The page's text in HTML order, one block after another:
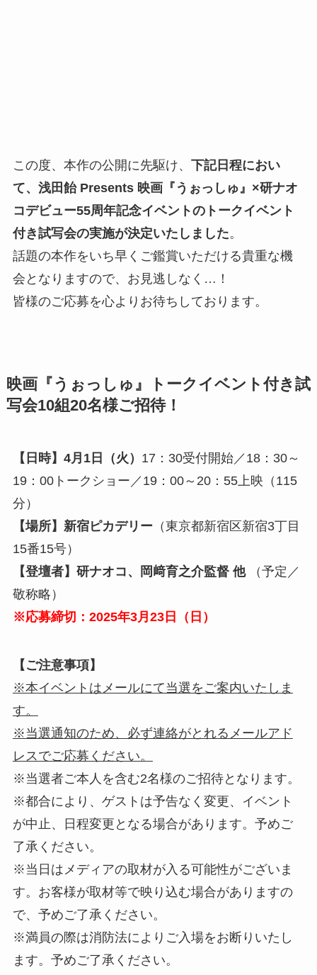
この度、本作の公開に先駆け、 下記日程におい
て、浅田飴 Presents 映画『うぉっしゅ』×研ナオ
コデビュー55周年記念イベントのトークイベント
付き試写会の実施が決定いたしました。
話題の本作をいち早くご鑑賞いただける貴重な機
会となりますので、お見逃しなく…！
皆様のご応募を心よりお待ちしております。
映画『うぉっしゅ』トークイベント付き試
写会10組20名様ご招待！
【日時】4月1日（火） 17：30受付開始／18：30～
19：00トークショー／19：00～20：55上映（115
分）
【場所】 新宿ピカデリー （東京都新宿区新宿3丁目
15番15号）
【登壇者】研ナオコ、岡﨑育之介監督 他
（予定／
敬称略）
※応募締切：2025年3月23日（日）
【ご注意事項】
※本イベントはメールにて当選をご案内いたしま
す。
※当選通知のため、必ず連絡がとれるメールアド
レスでご応募ください。
※当選者ご本人を含む2名様のご招待となります。
※都合により、ゲストは予告なく変更、イベント
が中止、日程変更となる場合があります。予めご
了承ください。
※当日はメディアの取材が入る可能性がございま
す。お客様が取材等で映り込む場合がありますの
で、予めご了承ください。
※満員の際は消防法によりご入場をお断りいたし
ます。予めご了承ください。